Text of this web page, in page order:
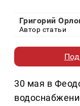
Григорий
Автор статьи
30 мая в